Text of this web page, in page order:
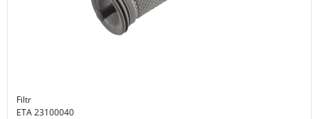
Filtr
ETA 23100040